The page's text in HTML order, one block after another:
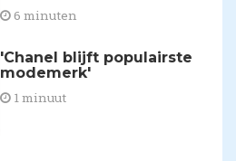
6 minuten
'Chanel blijft populairste
modemerk'
1 minuut